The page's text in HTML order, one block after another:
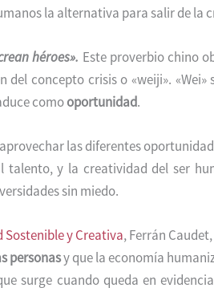
la alternativa para salir de la
héroes». Este proverbio chino
del concepto crisis o «weiji».
comooportunidad.
las diferentes
talento, y la creatividad del ser
sin miedo.
Sostenible y Creativa, Ferrán
personasy que la economía
surge cuando queda en